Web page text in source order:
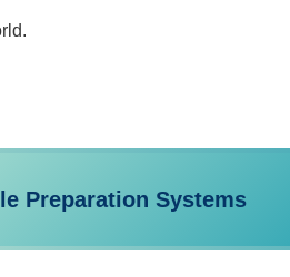
Preparation Systems